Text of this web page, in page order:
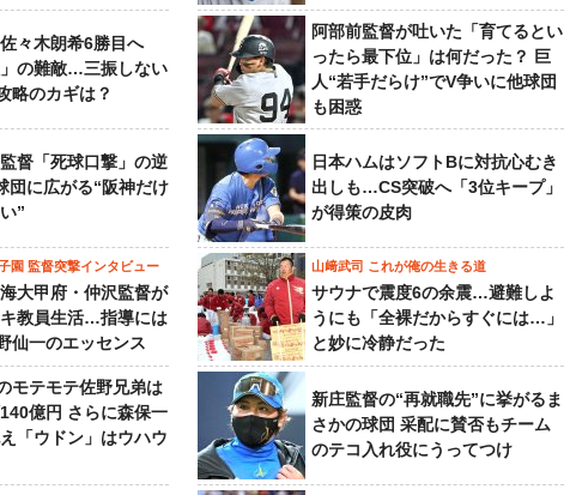
々木朗希6勝目へ
」の難敵…三振しない
略のカギは？
阿部前監督が吐いた「育てるとい
ったら最下位」は何だった？ 巨
人“若手だらけ”でV争いに他球団
も困惑
督「死球口撃」の逆
に広がる“阪神だけ
”
日本ハムはソフトBに対抗心むき
出しも…CS突破へ「3位キープ」
が得策の皮肉
園 監督突撃インタビュー
大甲府・仲沢監督が
教員生活…指導には
仙一のエッセンス
山﨑武司 これが俺の生きる道
サウナで震度6の余震…避難しよ
うにも「全裸だからすぐには…」
と妙に冷静だった
モテモテ佐野兄弟は
億円 さらに森保一
「ウドン」はウハウ
新庄監督の“再就職先”に挙がるま
さかの球団 采配に賛否もチーム
のテコ入れ役にうってつけ